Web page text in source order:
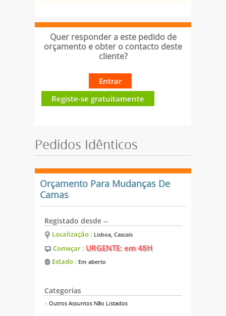
Quer responder a este pedido de
orçamento e obter o contacto deste
cliente?
Entrar
Registe-se gratuitamente
Pedidos Idênticos
Orçamento Para Mudanças De
Camas
Registado desde --
Localização : Lisboa, Cascais
Começar : URGENTE: em 48H
Estado : Em aberto
Categorias
Outros Assuntos Não Listados